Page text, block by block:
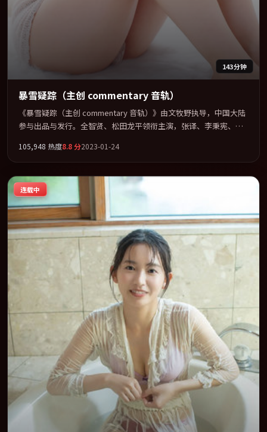
143分钟
暴雪疑踪（主创 commentary 音轨）
《暴雪疑踪（主创 commentary 音轨）》由文牧野执导，中国大陆
参与出品与发行。全智贤、松田龙平领衔主演，张译、李秉宪、王
以「喜剧」类型为骨架，在叙事、表演与视听上力求统一。定于
2023-07-15 在内地院线及主流平台同步亮相，2023 年度话题片中口
碑稳健，适合喜欢强情节与人物弧光的观众完整观看。
105,948 热度8.8分2023-01-24
连载中